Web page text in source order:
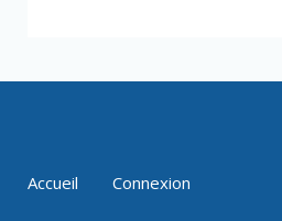
Accueil Connexion